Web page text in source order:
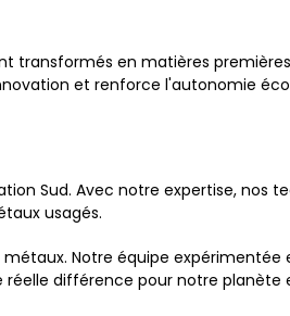
transformés en matières
et renforce l'autonomie
Sud. Avec notre expertise, nos
usagés.
Notre équipe expérimentée
réelle différence pour notre